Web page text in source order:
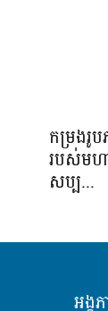
កម្រងរូ
របស់មហ
សប្ប...
អង្